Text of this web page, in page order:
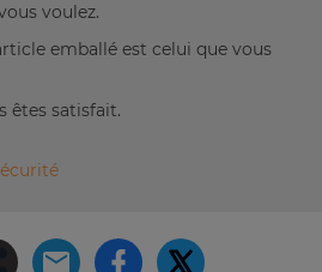
voulez.
emballé est celui que vous
êtes satisfait.